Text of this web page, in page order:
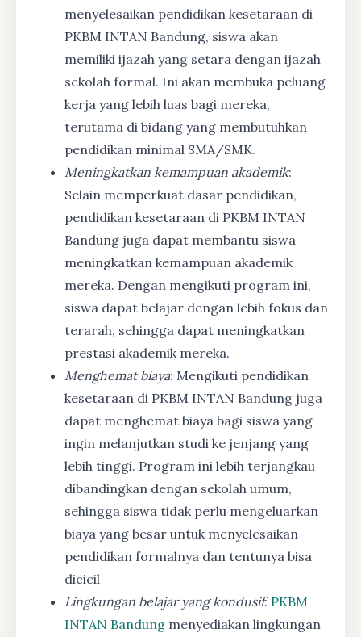
menyelesaikan pendidikan kesetaraan di
PKBM INTAN Bandung, siswa akan
memiliki ijazah yang setara dengan ijazah
sekolah formal. Ini akan membuka peluang
kerja yang lebih luas bagi mereka,
terutama di bidang yang membutuhkan
pendidikan minimal SMA/SMK.
Meningkatkan kemampuan akademik:
Selain memperkuat dasar pendidikan,
pendidikan kesetaraan di PKBM INTAN
Bandung juga dapat membantu siswa
meningkatkan kemampuan akademik
mereka. Dengan mengikuti program ini,
siswa dapat belajar dengan lebih fokus dan
terarah, sehingga dapat meningkatkan
prestasi akademik mereka.
Menghemat biaya: Mengikuti pendidikan
kesetaraan di PKBM INTAN Bandung juga
dapat menghemat biaya bagi siswa yang
ingin melanjutkan studi ke jenjang yang
lebih tinggi. Program ini lebih terjangkau
dibandingkan dengan sekolah umum,
sehingga siswa tidak perlu mengeluarkan
biaya yang besar untuk menyelesaikan
pendidikan formalnya dan tentunya bisa
dicicil
Lingkungan belajar yang kondusif: PKBM
INTAN Bandung menyediakan lingkungan